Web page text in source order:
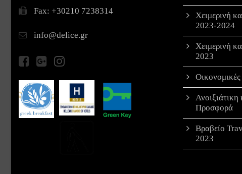
Fax: +30210 7238314
info@delice.gr
Χειμερινή
2023-2024
Χειμερινή
2023
Προσφορά
Βραβείο
2023